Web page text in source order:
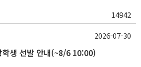
14942
생 선발 안내(~8/6 10:00)
2026-07-30